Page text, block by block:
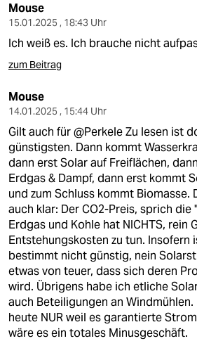
Mouse
15.01.2025 , 18:43 Uhr
Ich weiß es. Ich brauche nicht
zum Beitrag
Mouse
14.01.2025 , 15:44 Uhr
Gilt auch für @Perkele Zu lesen ist
günstigsten. Dann kommt
dann erst Solar auf Freiflächen,
Erdgas & Dampf, dann erst kommt
und zum Schluss kommt Biomasse.
auch klar: Der CO2-Preis, sprich die
Erdgas und Kohle hat NICHTS, rein
Entstehungskosten zu tun. Insofern
bestimmt nicht günstig, nein
etwas von teuer, dass sich deren
wird. Übrigens habe ich etliche
auch Beteiligungen an
heute NUR weil es garantierte
wäre es ein totales Minusgeschäft.